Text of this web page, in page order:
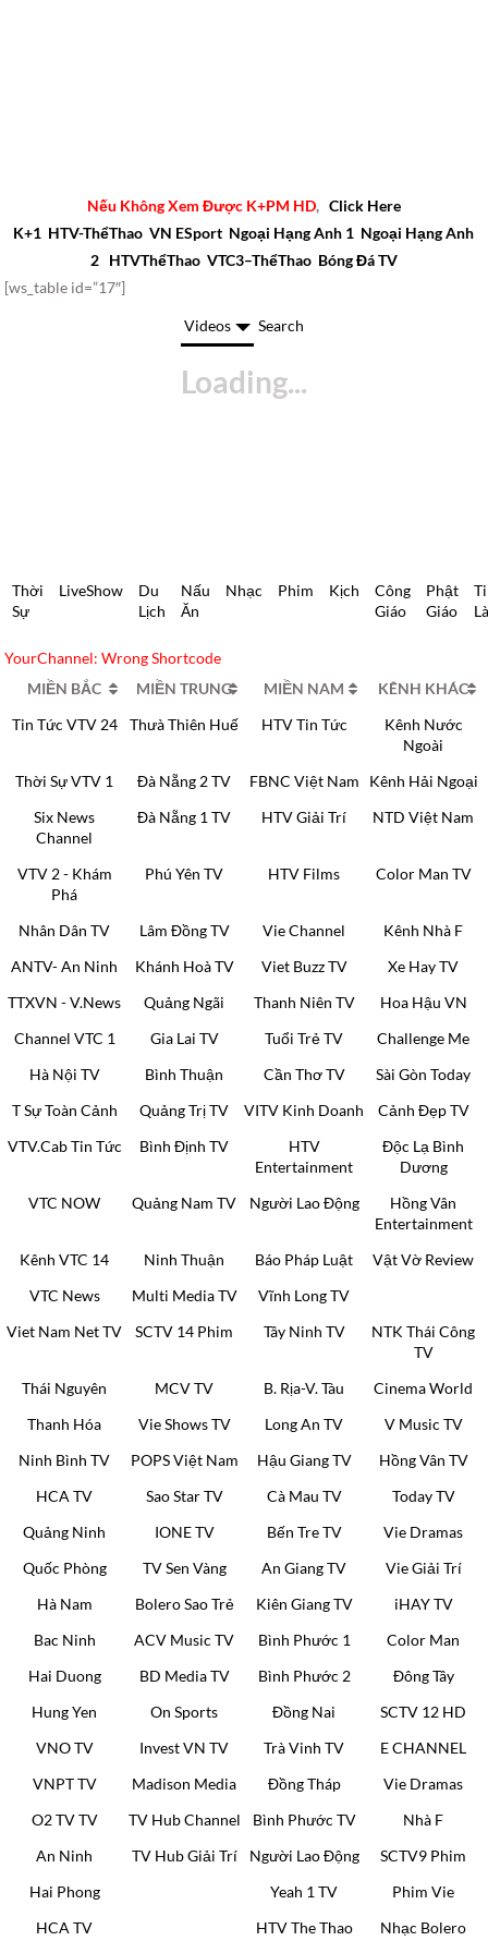
Nếu Không Xem Được K+PM HD, Click Here
K+1 HTV-ThểThao VN ESport Ngoại Hạng Anh 1 Ngoại Hạng Anh
2 HTVThểThao VTC3–ThểThao Bóng Đá TV
[ws_table id=”17″]
Videos Search
Thời
Sự
LiveShow
Du
Lịch
Nấu
Ăn
Nhạc Phim Kịch
Công
Giáo
Phật
Giáo
YourChannel: Wrong Shortcode
MIỀN BẮC
MIỀN TRUNG MIỀN NAM
KÊNH KHÁC
Tin Tức VTV 24
Thưà Thiên Huế HTV Tin Tức
Kênh Nước
Ngoài
Thời Sự VTV 1
Đà Nẵng 2 TV FBNC Việt Nam
Kênh Hải Ngoại
Six News
Channel
Đà Nẵng 1 TV HTV Giải Trí NTD Việt Nam
VTV 2 - Khám
Phá
Phú Yên TV HTV Films Color Man TV
Nhân Dân TV Lâm Đồng TV Vie Channel
Kênh Nhà F
ANTV- An Ninh
Khánh Hoà TV Viet Buzz TV
Xe Hay TV
TTXVN - V.News
Quảng Ngãi Thanh Niên TV
Hoa Hậu VN
Channel VTC 1
Gia Lai TV Tuổi Trẻ TV
Challenge Me
Hà Nội TV
Bình Thuận Cần Thơ TV
Sài Gòn Today
T Sự Toàn Cảnh
Quảng Trị TV VITV Kinh Doanh
Cảnh Đẹp TV
VTV.Cab Tin Tức
Bình Định TV
HTV
Entertainment
Độc Lạ Bình
Dương
VTC NOW
Quảng Nam TV Người Lao Động
Hồng Vân
Entertainment
Kênh VTC 14
Ninh Thuận Báo Pháp Luật
Vật Vờ Review
VTC News
Multi Media TV
Vĩnh Long TV
Viet Nam Net TV
SCTV 14 Phim Tây Ninh TV
NTK Thái Công
TV
Thái Nguyên
MCV TV B. Rịa-V. Tàu
Cinema World
Thanh Hóa
Vie Shows TV Long An TV
V Music TV
Ninh Bình TV
POPS Việt Nam Hậu Giang TV
Hồng Vân TV
HCA TV
Sao Star TV Cà Mau TV
Today TV
Quảng Ninh
IONE TV Bến Tre TV
Vie Dramas
Quốc Phòng
TV Sen Vàng An Giang TV
Vie Giải Trí
Hà Nam
Bolero Sao Trẻ Kiên Giang TV
iHAY TV
Bac Ninh
ACV Music TV Bình Phước 1
Color Man
Hai Duong
BD Media TV Bình Phước 2
Đông Tây
Hung Yen
On Sports Đồng Nai
SCTV 12 HD
VNO TV
Invest VN TV Trà Vinh TV
E CHANNEL
VNPT TV
Madison Media Đồng Tháp
Vie Dramas
O2 TV TV
TV Hub Channel Bình Phước TV
Nhà F
An Ninh
TV Hub Giải Trí Người Lao Động
SCTV9 Phim
Hai Phong
Yeah 1 TV
Phim Vie
HCA TV
HTV The Thao Nhạc Bolero